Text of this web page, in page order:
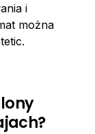
i
można